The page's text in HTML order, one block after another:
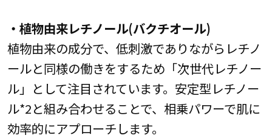
・植物由来レチノール(バクチオール)
植物由来の成分で、低刺激でありながらレチノ
ールと同様の働きをするため「次世代レチノー
ル」として注目されています。安定型レチノー
ル*2と組み合わせることで、相乗パワーで肌に
効率的にアプローチします。